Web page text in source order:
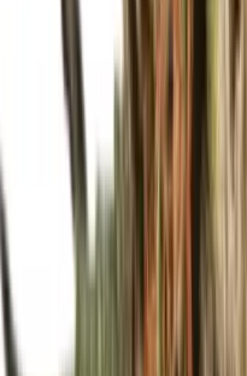
Strains